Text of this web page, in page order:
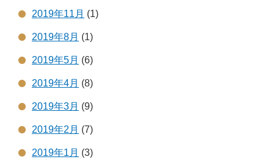
2019年11月 (1)
2019年8月 (1)
2019年5月 (6)
2019年4月 (8)
2019年3月 (9)
2019年2月 (7)
2019年1月 (3)